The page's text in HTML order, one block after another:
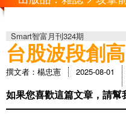
Smart智富月刊324期
台股波段創
撰文者：楊忠憲 2025-08-01
如果您喜歡這篇文章，請幫